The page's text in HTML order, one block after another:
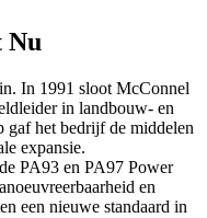
Nu
In 1991 sloot McConnel
in landbouw- en
gaf het bedrijf de middelen
expansie.
PA93 en PA97 Power
en
een nieuwe standaard in